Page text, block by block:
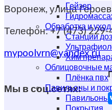
Гейзер
Обработка и
Станции
Хим
Облицовочные
Плёнка пвх
Павильоны и
Павильоны
Покрытия
Воронеж, улица
Телефон: +7 (473) 229-
mypoolvrn@yandex.ru
Мы в соц.сетях: